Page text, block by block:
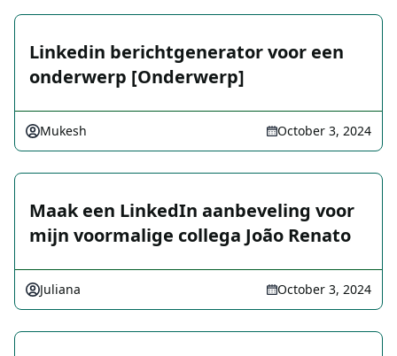
Linkedin berichtgenerator voor een
onderwerp [Onderwerp]
Mukesh October 3, 2024
Maak een LinkedIn aanbeveling voor
mijn voormalige collega João Renato
Juliana October 3, 2024